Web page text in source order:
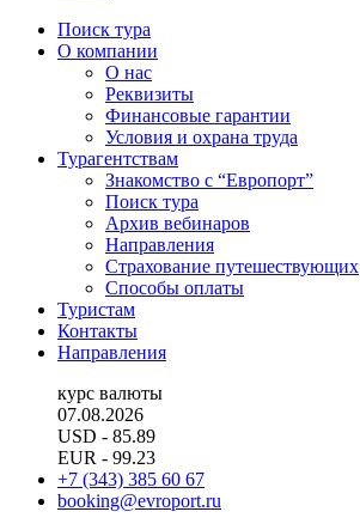
Поиск тура
О компании
О нас
Реквизиты
Финансовые гарантии
Условия и охрана труда
Турагентствам
Знакомство с “Европорт”
Поиск тура
Архив вебинаров
Направления
Страхование путешествующих
Способы оплаты
Туристам
Контакты
Направления
курс валюты
07.08.2026
USD - 85.89
EUR - 99.23
+7 (343) 385 60 67
booking@evroport.ru